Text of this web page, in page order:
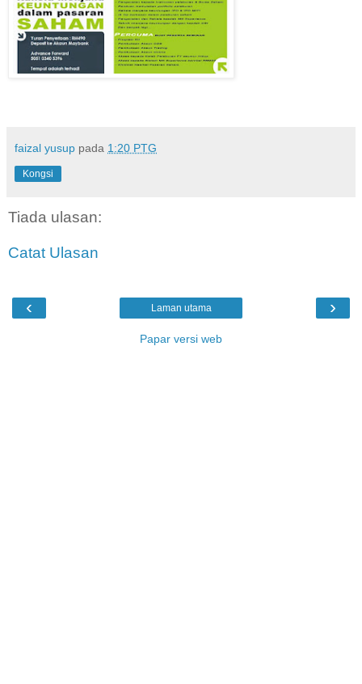
faizal yusup pada 1:20 PTG
Kongsi
Tiada ulasan:
Catat Ulasan
‹ ›
Laman utama
Papar versi web